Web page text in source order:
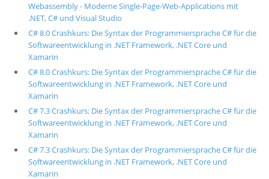
Webassembly - Moderne Single-Page-Web-Applications mit
.NET, C# und Visual Studio
C# 8.0 Crashkurs: Die Syntax der Programmiersprache C# für die
Softwareentwicklung in .NET Framework, .NET Core und
Xamarin
C# 8.0 Crashkurs: Die Syntax der Programmiersprache C# für die
Softwareentwicklung in .NET Framework, .NET Core und
Xamarin
C# 7.3 Crashkurs: Die Syntax der Programmiersprache C# für die
Softwareentwicklung in .NET Framework, .NET Core und
Xamarin
C# 7.3 Crashkurs: Die Syntax der Programmiersprache C# für die
Softwareentwicklung in .NET Framework, .NET Core und
Xamarin